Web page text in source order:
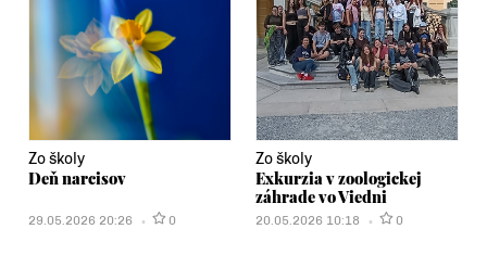
Zo školy
Deň narcisov
29.05.2026 20:26 0
Zo školy
Exkurzia v zoologickej
záhrade vo Viedni
20.05.2026 10:18 0